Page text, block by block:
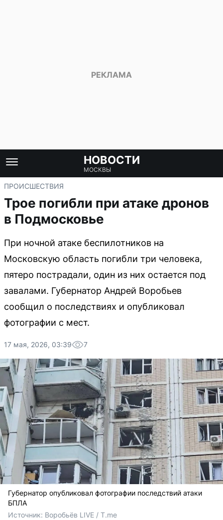
НОВОСТИ
МОСКВЫ
ПРОИСШЕСТВИЯ
Трое погибли при атаке дронов
в Подмосковье
При ночной атаке беспилотников на
Московскую область погибли три человека,
пятеро пострадали, один из них остается под
завалами. Губернатор Андрей Воробьев
сообщил о последствиях и опубликовал
фотографии с мест.
17 мая, 2026, 03:39 7
Губернатор опубликовал фотографии последствий атаки
БПЛА
Источник: Воробьёв LIVE / T.me